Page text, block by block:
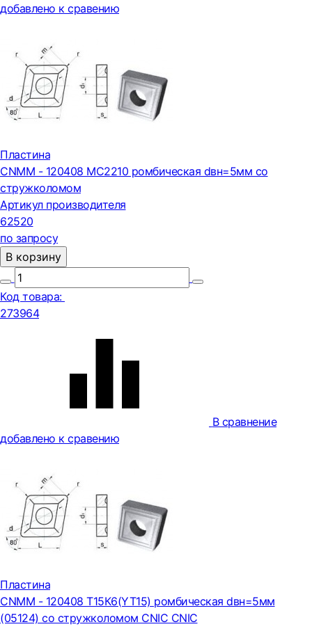
добавлено к сравению
Пластина
CNMM - 120408 МС2210 ромбическая dвн=5мм со
стружколомом
Артикул производителя
62520
по запросу
В корзину
Код товара:
273964
В сравнение
добавлено к сравению
Пластина
CNMM - 120408 Т15К6(YT15) ромбическая dвн=5мм
(05124) со стружколомом CNIC CNIC